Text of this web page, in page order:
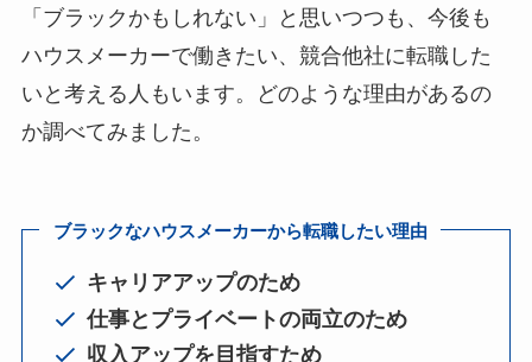
「ブラックかもしれない」と思いつつも、今後も
ハウスメーカーで働きたい、競合他社に転職した
いと考える人もいます。どのような理由があるの
か調べてみました。
ブラックなハウスメーカーから転職したい理由
キャリアアップのため
仕事とプライベートの両立のため
収入アップを目指すため